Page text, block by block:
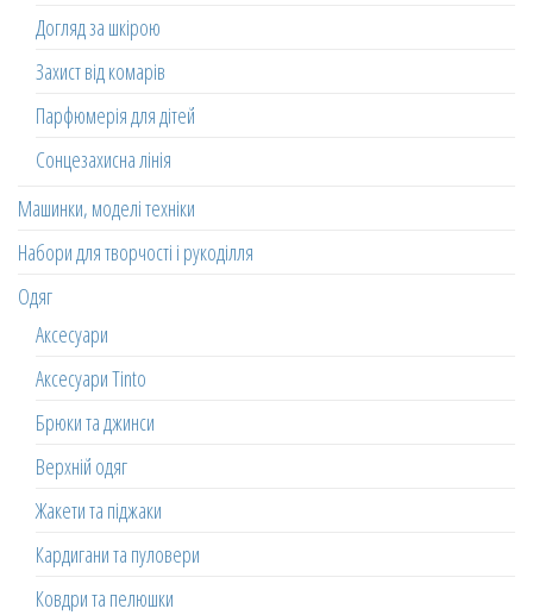
Догляд за шкірою
Захист від комарів
Парфюмерія для дітей
Сонцезахисна лінія
Машинки, моделі техніки
Набори для творчості і рукоділля
Одяг
Аксесуари
Аксесуари Tinto
Брюки та джинси
Верхній одяг
Жакети та піджаки
Кардигани та пуловери
Ковдри та пелюшки